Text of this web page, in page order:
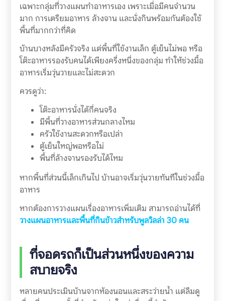
เฉพาะกลุ่มที่วางแผนทำอาหารเอง เพราะเมื่อมีคนจำนวน
มาก การเตรียมอาหาร ล้างจาน และนั่งกินพร้อมกันต้องใช้
พื้นที่มากกว่าที่คิด
บ้านบางหลังมีครัวจริง แต่พื้นที่ใช้งานเล็ก ตู้เย็นไม่พอ หรือ
โต๊ะอาหารรองรับคนได้เพียงครึ่งหนึ่งของกลุ่ม ทำให้ช่วงมื้อ
อาหารเริ่มวุ่นวายและไม่สะดวก
ควรดูว่า:
โต๊ะอาหารนั่งได้กี่คนจริง
มีพื้นที่วางอาหารส่วนกลางไหม
ครัวใช้งานสะดวกหรือเปล่า
ตู้เย็นใหญ่พอหรือไม่
พื้นที่ล้างจานรองรับได้ไหม
หากพื้นที่ส่วนนี้เล็กเกินไป บ้านอาจเริ่มวุ่นวายทันทีในช่วงมื้อ
อาหาร
หากต้องการวางแผนเรื่องอาหารเพิ่มเติม สามารถอ่านได้ที่
วางแผนอาหารและพื้นที่กินข้าวสำหรับพูลวิลล่า 30 คน
ที่จอดรถก็เป็นส่วนหนึ่งของความ
สบายจริง
หลายคนประเมินบ้านจากห้องนอนและสระว่ายน้ำ แต่ลืมดู